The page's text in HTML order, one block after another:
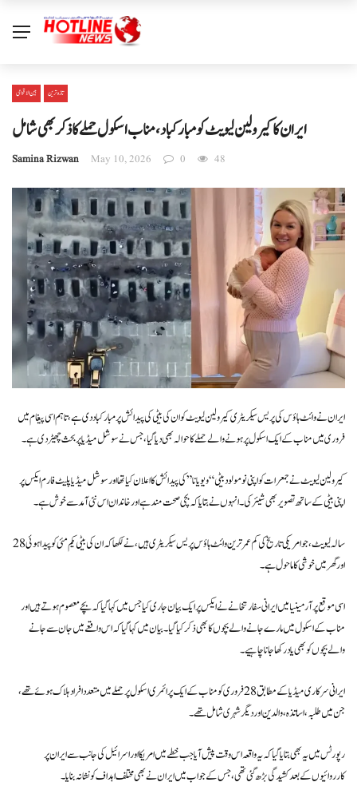
بین الا قوامی تازہ ترین
ایران کا کیرولین لیویٹ کو مبارکباد، مناب اسکول حملے کا ذکر بھی شامل
Samina Rizwan May 10, 2026 0 48
ایران نے وائٹ ہاؤس کی پریس سیکریٹری کیرولین لیویٹ کو ان کی بیٹی کی پیدائش پر مبارکباد دی ہے، تاہم اسی پیغام میں
فروری میں مناب کے ایک اسکول پر ہونے والے حملے کا حوالہ بھی دیا گیا، جس نے سوشل میڈیا پر بحث چھیڑ دی ہے۔
کیرولین لیویٹ نے جمعرات کو اپنی نومولود بیٹی “ویویانا” کی پیدائش کا اعلان کیا تھا اور سوشل میڈیا پلیٹ فارم ایکس پر
اپنی بیٹی کے ساتھ تصویر بھی شیئر کی۔ انہوں نے بتایا کہ بچی صحت مند ہے اور خاندان اس نئی آمد سے خوش ہے۔
28 سالہ لیویٹ، جو امریکی تاریخ کی کم عمر ترین وائٹ ہاؤس پریس سیکریٹری ہیں، نے لکھا کہ ان کی بیٹی یکم مئی کو پیدا ہوئی
اور گھر میں خوشی کا ماحول ہے۔
اسی موقع پر آرمینیا میں ایرانی سفارتخانے نے ایکس پر ایک بیان جاری کیا جس میں کہا گیا کہ بچے معصوم ہوتے ہیں اور
مناب کے اسکول میں مارے جانے والے بچوں کا بھی ذکر کیا گیا۔ بیان میں کہا گیا کہ اس واقعے میں جان سے جانے
والے بچوں کو بھی یاد رکھا جانا چاہیے۔
ایرانی سرکاری میڈیا کے مطابق 28 فروری کو مناب کے ایک پرائمری اسکول پر حملے میں متعدد افراد ہلاک ہوئے تھے،
جن میں طلبہ، اساتذہ، والدین اور دیگر شہری شامل تھے۔
رپورٹس میں یہ بھی بتایا گیا کہ یہ واقعہ اس وقت پیش آیا جب خطے میں امریکا اور اسرائیل کی جانب سے ایران پر
کارروائیوں کے بعد کشیدگی بڑھ گئی تھی، جس کے جواب میں ایران نے بھی مختلف اہداف کو نشانہ بنایا۔